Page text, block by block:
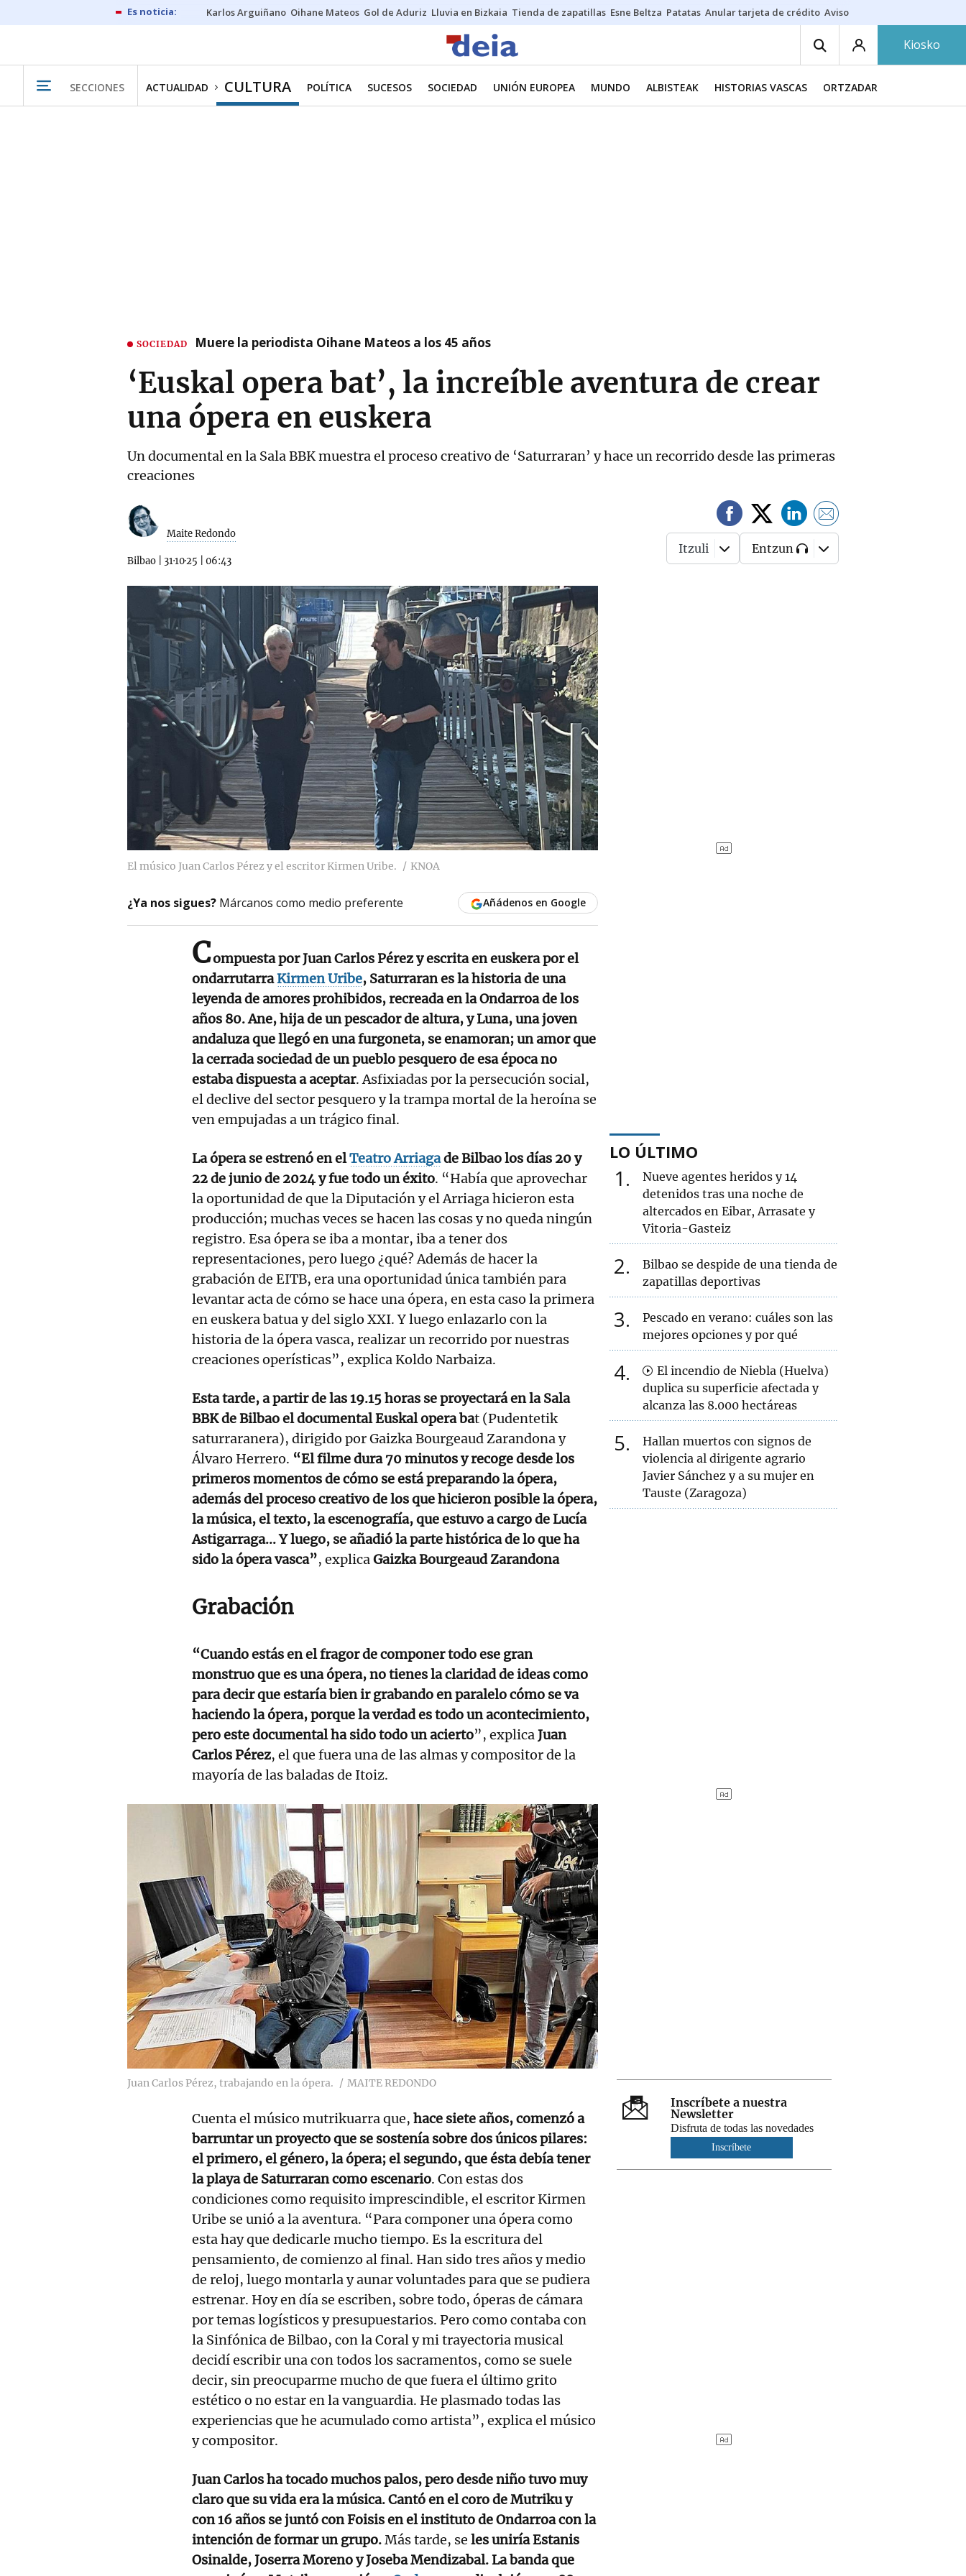
Karlos Arguiñano Oihane Mateos Gol de Aduriz Lluvia en Bizkaia Tienda de zapatillas Esne Beltza Patatas Anular tarjeta de crédito Aviso amarillo
Kiosko
SECCIONES ACTUALIDAD CULTURA POLÍTICA SUCESOS SOCIEDAD UNIÓN EUROPEA MUNDO ALBISTEAK HISTORIAS VASCAS ORTZADAR
SOCIEDAD Muere la periodista Oihane Mateos a los 45 años
‘Euskal opera bat’, la increíble aventura de crear
una ópera en euskera
Un documental en la Sala BBK muestra el proceso creativo de ‘Saturraran’ y hace un recorrido desde las primeras
creaciones
Maite Redondo
Bilbao 31·10·25 06:43
Itzuli Entzun
El músico Juan Carlos Pérez y el escritor Kirmen Uribe. KNOA
¿Ya nos sigues? Márcanos como medio preferente Añádenos en Google
Compuesta por Juan Carlos Pérez y escrita en euskera por el
ondarrutarraKirmen Uribe, Saturraran es la historia de una
leyenda de amores prohibidos, recreada en la Ondarroa de los
años 80. Ane, hija de un pescador de altura, y Luna, una joven
andaluza que llegó en una furgoneta, se enamoran; un amor que
la cerrada sociedad de un pueblo pesquero de esa época no
estaba dispuesta a aceptar. Asfixiadas por la persecución social,
el declive del sector pesquero y la trampa mortal de la heroína se
ven empujadas a un trágico final.
La ópera se estrenó en elTeatro Arriagade Bilbao los días 20 y
22 de junio de 2024 y fue todo un éxito. “Había que aprovechar
la oportunidad de que la Diputación y el Arriaga hicieron esta
producción; muchas veces se hacen las cosas y no queda ningún
registro. Esa ópera se iba a montar, iba a tener dos
representaciones, pero luego ¿qué? Además de hacer la
grabación de EITB, era una oportunidad única también para
levantar acta de cómo se hace una ópera, en esta caso la primera
en euskera batua y del siglo XXI. Y luego enlazarlo con la
historia de la ópera vasca, realizar un recorrido por nuestras
creaciones operísticas”, explica Koldo Narbaiza.
Esta tarde, a partir de las 19.15 horas se proyectará en la Sala
BBK de Bilbao el documental Euskal opera bat (Pudentetik
saturraranera), dirigido por Gaizka Bourgeaud Zarandona y
Álvaro Herrero. “El filme dura 70 minutos y recoge desde los
primeros momentos de cómo se está preparando la ópera,
además del proceso creativo de los que hicieron posible la ópera,
la música, el texto, la escenografía, que estuvo a cargo de Lucía
Astigarraga... Y luego, se añadió la parte histórica de lo que ha
sido la ópera vasca”, explicaGaizka Bourgeaud Zarandona
Grabación
“Cuando estás en el fragor de componer todo ese gran
monstruo que es una ópera, no tienes la claridad de ideas como
para decir que estaría bien ir grabando en paralelo cómo se va
haciendo la ópera, porque la verdad es todo un acontecimiento,
pero este documental ha sido todo un acierto”, explicaJuan
Carlos Pérez, el que fuera una de las almas y compositor de la
mayoría de las baladas de Itoiz.
Juan Carlos Pérez, trabajando en la ópera. MAITE REDONDO
Cuenta el músico mutrikuarra que, hace siete años, comenzó a
barruntar un proyecto que se sostenía sobre dos únicos pilares:
el primero, el género, la ópera; el segundo, que ésta debía tener
la playa de Saturraran como escenario. Con estas dos
condiciones como requisito imprescindible, el escritor Kirmen
Uribe se unió a la aventura. “Para componer una ópera como
esta hay que dedicarle mucho tiempo. Es la escritura del
pensamiento, de comienzo al final. Han sido tres años y medio
de reloj, luego montarla y aunar voluntades para que se pudiera
estrenar. Hoy en día se escriben, sobre todo, óperas de cámara
por temas logísticos y presupuestarios. Pero como contaba con
la Sinfónica de Bilbao, con la Coral y mi trayectoria musical
decidí escribir una con todos los sacramentos, como se suele
decir, sin preocuparme mucho de que fuera el último grito
estético o no estar en la vanguardia. He plasmado todas las
experiencias que he acumulado como artista”, explica el músico
y compositor.
Juan Carlos ha tocado muchos palos, pero desde niño tuvo muy
claro que su vida era la música. Cantó en el coro de Mutriku y
con 16 años se juntó con Foisis en el instituto de Ondarroa con la
intención de formar un grupo.Más tarde, se les uniría Estanis
Osinalde, Joserra Moreno y Joseba Mendizabal. La banda que
LO ÚLTIMO
1
Nueve agentes heridos y 14
detenidos tras una noche de
altercados en Eibar, Arrasate y
Vitoria-Gasteiz
2
Bilbao se despide de una tienda de
zapatillas deportivas
3
Pescado en verano: cuáles son las
mejores opciones y por qué
4
El incendio de Niebla (Huelva)
duplica su superficie afectada y
alcanza las 8.000 hectáreas
5
Hallan muertos con signos de
violencia al dirigente agrario
Javier Sánchez y a su mujer en
Tauste (Zaragoza)
Inscríbete a nuestra
Newsletter
Disfruta de todas las novedades
Inscríbete